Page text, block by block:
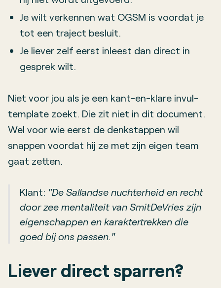
Je wilt verkennen wat OGSM is voordat je
tot een traject besluit.
Je liever zelf eerst inleest dan direct in
gesprek wilt.
Niet voor jou als je een kant-en-klare invul-
template zoekt. Die zit niet in dit document.
Wel voor wie eerst de denkstappen wil
snappen voordat hij ze met zijn eigen team
gaat zetten.
Klant: "De Sallandse nuchterheid en recht
door zee mentaliteit van SmitDeVries zijn
eigenschappen en karaktertrekken die
goed bij ons passen."
Liever direct sparren?